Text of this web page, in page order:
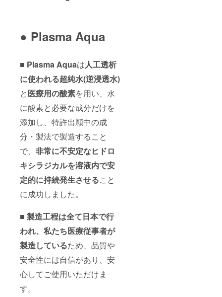
● Plasma Aqua
■ Plasma Aquaは人工透析
に使われる超純水(逆浸透水)
と医療用の酸素を用い、水
に酸素と必要な成分だけを
添加し、特許出願中の成
分・製法で製造すること
で、 非常に不安定なヒドロ
キシラジカルを溶液内で安
定的に持続発生させること
に成功しました。
■ 製造工程は全て日本で行
われ、 私たち医療従事者が
製造しているため、品質や
安全性には自信があり、安
心してご使用いただけま
す。